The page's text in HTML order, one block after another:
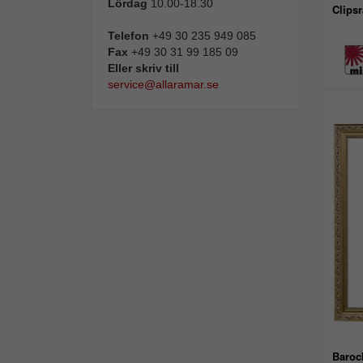
Lördag 10.00-18.30
Telefon +49 30 235 949 085
Fax +49 30 31 99 185 09
Eller skriv till
service@allaramar.se